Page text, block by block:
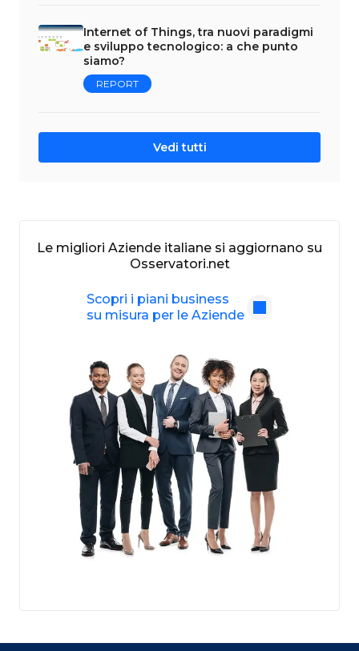
Internet of Things, tra nuovi paradigmi
e sviluppo tecnologico: a che punto
siamo?
REPORT
Vedi tutti
Le migliori Aziende italiane si aggiornano su
Osservatori.net
Scopri i piani business
su misura per le Aziende